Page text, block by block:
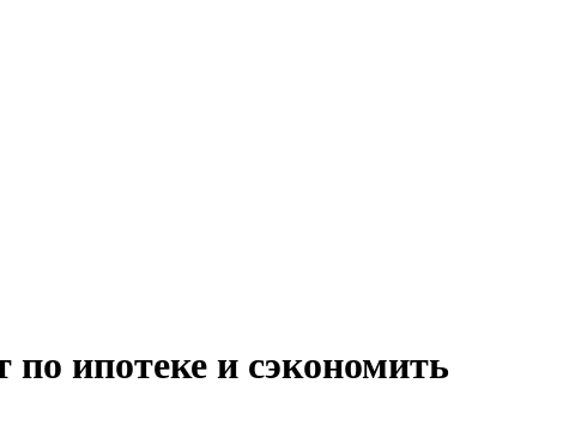
ипотеке и сэкономить